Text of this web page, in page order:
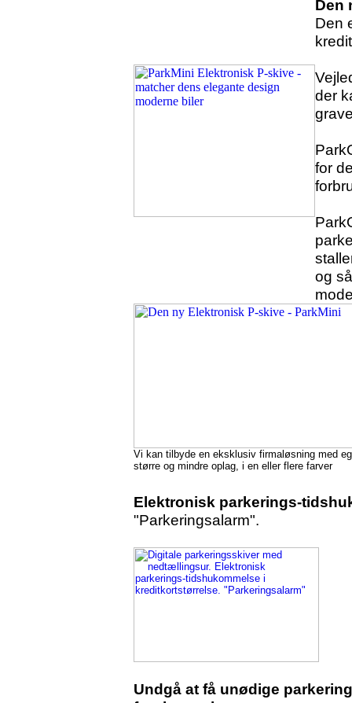
Den
Den
der
for
og
Vi kan tilbyde en eksklusiv firmaløsning med
større og mindre oplag, i en eller flere farver
Elektronisk parkerings-
"Parkeringsalarm".
Undgå at få unødige